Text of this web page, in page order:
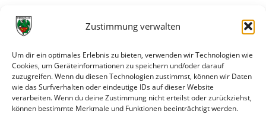
Zustimmung verwalten
Um dir ein optimales Erlebnis zu bieten, verwenden wir Technologien wie
Cookies, um Geräteinformationen zu speichern und/oder darauf
zuzugreifen. Wenn du diesen Technologien zustimmst, können wir Daten
wie das Surfverhalten oder eindeutige IDs auf dieser Website
verarbeiten. Wenn du deine Zustimmung nicht erteilst oder zurückziehst,
können bestimmte Merkmale und Funktionen beeinträchtigt werden.
31. Juli 2026
30. Juli 2026
Deine Spielminute: 89+1
28. Juli 2026
Neuer Rückensponsor